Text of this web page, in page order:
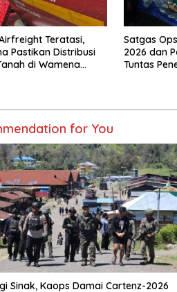
Teratasi,
Pastikan Distribusi
di Wamena
Satgas
2026 dan
Tuntas
for You
Sinak, Kaops Damai Cartenz-2026